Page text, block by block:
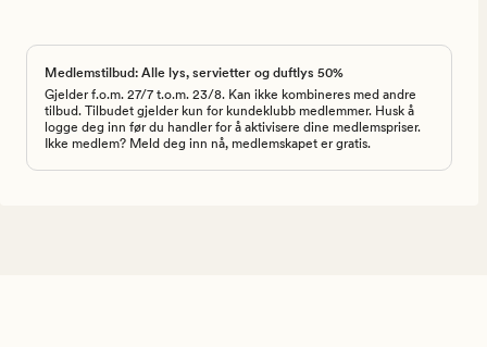
Medlemstilbud: Alle lys, servietter og duftlys 50%
Gjelder f.o.m. 27/7 t.o.m. 23/8. Kan ikke kombineres med andre
tilbud. Tilbudet gjelder kun for kundeklubb medlemmer. Husk å
logge deg inn før du handler for å aktivisere dine medlemspriser.
Ikke medlem? Meld deg inn nå, medlemskapet er gratis.